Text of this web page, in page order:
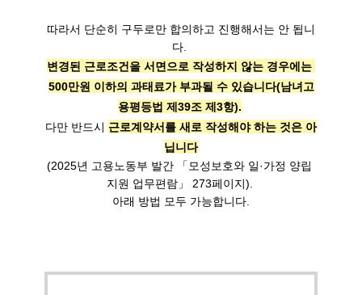
따라서 단순히 구두로만 합의하고 진행해서는 안 됩니
변경된 근로조건을 서면으로 작성하지 않는 경우에는
500만원 이하의 과태료가 부과될 수 있습니다(남녀고
용평등법 제39조 제3항).
다만 반드시 근로계약서를 새로 작성해야 하는 것은 아
(2025년 고용노동부 발간 「모성보호와 일·가정 양립
지원 업무편람」 273페이지).
아래 방법 모두 가능합니다.